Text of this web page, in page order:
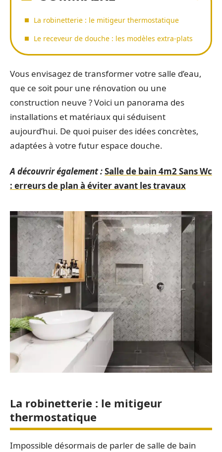
La robinetterie : le mitigeur thermostatique
Le receveur de douche : les modèles extra-plats
Vous envisagez de transformer votre salle d’eau,
que ce soit pour une rénovation ou une
construction neuve ? Voici un panorama des
installations et matériaux qui séduisent
aujourd’hui. De quoi puiser des idées concrètes,
adaptées à votre futur espace douche.
A découvrir également :Salle de bain 4m2 Sans Wc
: erreurs de plan à éviter avant les travaux
La robinetterie : le mitigeur
thermostatique
Impossible désormais de parler de salle de bain